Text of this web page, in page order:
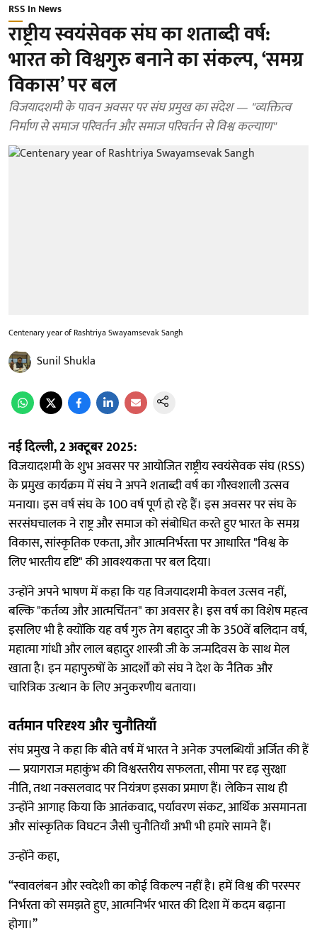
RSS In News
राष्ट्रीय स्वयंसेवक संघ का शताब्दी वर्ष:
भारत को विश्वगुरु बनाने का संकल्प, ‘समग्र
विकास’ पर बल
विजयादशमी के पावन अवसर पर संघ प्रमुख का संदेश — "व्यक्तित्व
निर्माण से समाज परिवर्तन और समाज परिवर्तन से विश्व कल्याण"
Centenary year of Rashtriya Swayamsevak Sangh
Sunil Shukla
नई दिल्ली, 2 अक्टूबर 2025:
विजयादशमी के शुभ अवसर पर आयोजित राष्ट्रीय स्वयंसेवक संघ (RSS)
के प्रमुख कार्यक्रम में संघ ने अपने शताब्दी वर्ष का गौरवशाली उत्सव
मनाया। इस वर्ष संघ के 100 वर्ष पूर्ण हो रहे हैं। इस अवसर पर संघ के
सरसंघचालक ने राष्ट्र और समाज को संबोधित करते हुए भारत के समग्र
विकास, सांस्कृतिक एकता, और आत्मनिर्भरता पर आधारित "विश्व के
लिए भारतीय दृष्टि" की आवश्यकता पर बल दिया।
उन्होंने अपने भाषण में कहा कि यह विजयादशमी केवल उत्सव नहीं,
बल्कि "कर्तव्य और आत्मचिंतन" का अवसर है। इस वर्ष का विशेष महत्व
इसलिए भी है क्योंकि यह वर्ष गुरु तेग बहादुर जी के 350वें बलिदान वर्ष,
महात्मा गांधी और लाल बहादुर शास्त्री जी के जन्मदिवस के साथ मेल
खाता है। इन महापुरुषों के आदर्शों को संघ ने देश के नैतिक और
चारित्रिक उत्थान के लिए अनुकरणीय बताया।
वर्तमान परिदृश्य और चुनौतियाँ
संघ प्रमुख ने कहा कि बीते वर्ष में भारत ने अनेक उपलब्धियाँ अर्जित की हैं
— प्रयागराज महाकुंभ की विश्वस्तरीय सफलता, सीमा पर दृढ़ सुरक्षा
नीति, तथा नक्सलवाद पर नियंत्रण इसका प्रमाण हैं। लेकिन साथ ही
उन्होंने आगाह किया कि आतंकवाद, पर्यावरण संकट, आर्थिक असमानता
और सांस्कृतिक विघटन जैसी चुनौतियाँ अभी भी हमारे सामने हैं।
उन्होंने कहा,
“स्वावलंबन और स्वदेशी का कोई विकल्प नहीं है। हमें विश्व की परस्पर
निर्भरता को समझते हुए, आत्मनिर्भर भारत की दिशा में कदम बढ़ाना
होगा।”